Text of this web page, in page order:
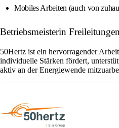
Mobiles Arbeiten (auch von
Betriebsmeisterin
50Hertz ist ein hervorragender
individuelle Stärken fördert,
aktiv an der Energiewende